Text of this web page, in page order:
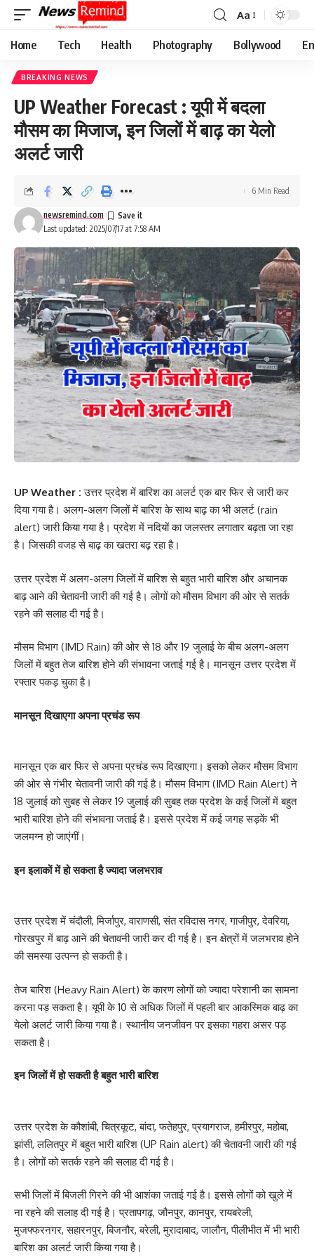
Font
Resizer
Aa
Home Tech Health Photography Bollywood
BREAKING NEWS
UP Weather Forecast : यूपी में बदला
मौसम का मिजाज, इन जिलों में बाढ़ का येलो
अलर्ट जारी
Last updated: 2025/07/17 at 7:58 AM
newsremind.com
6 Min Read
UP Weather :उत्तर प्रदेश में बारिश का अलर्ट एक बार फिर से जारी कर
दिया गया है। अलग-अलग जिलों में बारिश के साथ बाढ़ का भी अलर्ट (rain
alert) जारी किया गया है। प्रदेश में नदियों का जलस्तर लगातार बढ़ता जा रहा
है। जिसकी वजह से बाढ़ का खतरा बढ़ रहा है।
उत्तर प्रदेश में अलग-अलग जिलों में बारिश से बहुत भारी बारिश और अचानक
बाढ़ आने की चेतावनी जारी की गई है। लोगों को मौसम विभाग की ओर से सतर्क
रहने की सलाह दी गई है।
मौसम विभाग (IMD Rain) की ओर से 18 और 19 जुलाई के बीच अलग-अलग
जिलों में बहुत तेज बारिश होने की संभावना जताई गई है। मानसून उत्तर प्रदेश में
रफ्तार पकड़ चुका है।
मानसून दिखाएगा अपना प्रचंड रूप
मानसून एक बार फिर से अपना प्रचंड रूप दिखाएगा। इसको लेकर मौसम विभाग
की ओर से गंभीर चेतावनी जारी की गई है। मौसम विभाग (IMD Rain Alert) ने
18 जुलाई को सुबह से लेकर 19 जुलाई की सुबह तक प्रदेश के कई जिलों में बहुत
भारी बारिश होने की संभावना जताई है। इससे प्रदेश में कई जगह सड़कें भी
जलमग्न हो जाएंगीं।
इन इलाकों में हो सकता है ज्यादा जलभराव
उत्तर प्रदेश में चंदौली, मिर्जापुर, वाराणसी, संत रविदास नगर, गाजीपुर, देवरिया,
गोरखपुर में बाढ़ आने की चेतावनी जारी कर दी गई है। इन क्षेत्रों में जलभराव होने
की समस्या उत्पन्न हो सकती है।
तेज बारिश (Heavy Rain Alert) के कारण लोगों को ज्यादा परेशानी का सामना
करना पड़ सकता है। यूपी के 10 से अधिक जिलों में पहली बार आकस्मिक बाढ़ का
येलो अलर्ट जारी किया गया है। स्थानीय जनजीवन पर इसका गहरा असर पड़
सकता है।
इन जिलों में हो सकती है बहुत भारी बारिश
उत्तर प्रदेश के कौशांबी, चित्रकूट, बांदा, फतेहपुर, प्रयागराज, हमीरपुर, महोबा,
झांसी, ललितपुर में बहुत भारी बारिश (UP Rain alert) की चेतावनी जारी की गई
है। लोगों को सतर्क रहने की सलाह दी गई है।
सभी जिलों में बिजली गिरने की भी आशंका जताई गई है। इससे लोगों को खुले में
ना रहने की सलाह दी गई है। प्रतापगढ़, जौनपुर, कानपुर, रायबरेली,
मुजफ्फरनगर, सहारनपुर, बिजनौर, बरेली, मुरादाबाद, जालौन, पीलीभीत में भी भारी
बारिश का अलर्ट जारी किया गया है।